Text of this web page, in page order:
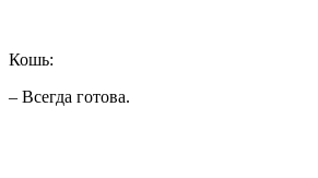
Кошь:
– Всегда готова.